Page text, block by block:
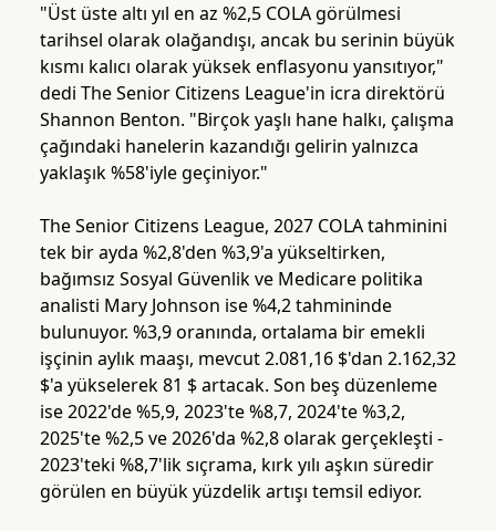
"Üst üste altı yıl en az %2,5 COLA görülmesi
tarihsel olarak olağandışı, ancak bu serinin büyük
kısmı kalıcı olarak yüksek enflasyonu yansıtıyor,"
dedi The Senior Citizens League'in icra direktörü
Shannon Benton. "Birçok yaşlı hane halkı, çalışma
çağındaki hanelerin kazandığı gelirin yalnızca
yaklaşık %58'iyle geçiniyor."
The Senior Citizens League, 2027 COLA tahminini
tek bir ayda %2,8'den %3,9'a yükseltirken,
bağımsız Sosyal Güvenlik ve Medicare politika
analisti Mary Johnson ise %4,2 tahmininde
bulunuyor. %3,9 oranında, ortalama bir emekli
işçinin aylık maaşı, mevcut 2.081,16 $'dan 2.162,32
$'a yükselerek 81 $ artacak. Son beş düzenleme
ise 2022'de %5,9, 2023'te %8,7, 2024'te %3,2,
2025'te %2,5 ve 2026'da %2,8 olarak gerçekleşti -
2023'teki %8,7'lik sıçrama, kırk yılı aşkın süredir
görülen en büyük yüzdelik artışı temsil ediyor.